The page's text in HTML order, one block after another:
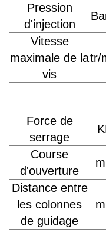
Pression
d'injection
Vitesse
maximale de la
vis
tr/
Force de
serrage
Course
d'ouverture
Distance entre
les colonnes
de guidage